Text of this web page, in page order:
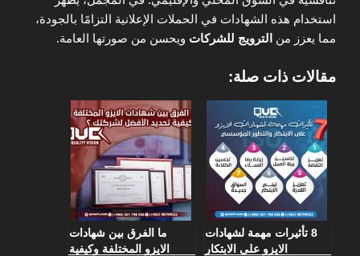
استخدام هذه الشهادات في الحملات الإعلانية التزامًا بالجودة،
مما يعزز من الترويج للشركات ويحسن من صورتها العامة.
مقالات ذات صلة:
8 تأثيرات مهمة لشهادات
الايزو على الابتكار
ما الفرق بين شهادات
الايزو المختلفة وكيفية